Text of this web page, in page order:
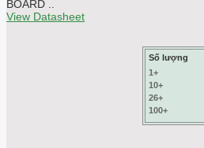
BOARD ..
View Datasheet
Số lượng
1+
10+
26+
100+